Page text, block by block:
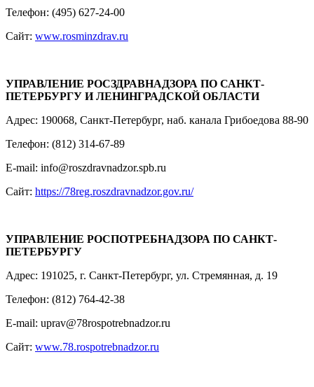
Телефон: (495) 627-24-00
Сайт: www.rosminzdrav.ru
УПРАВЛЕНИЕ РОСЗДРАВНАДЗОРА ПО САНКТ-
ПЕТЕРБУРГУ И ЛЕНИНГРАДСКОЙ ОБЛАСТИ
Адрес: 190068, Санкт-Петербург, наб. канала Грибоедова 88-90
Телефон: (812) 314-67-89
E-mail: info@roszdravnadzor.spb.ru
Сайт: https://78reg.roszdravnadzor.gov.ru/
УПРАВЛЕНИЕ РОСПОТРЕБНАДЗОРА ПО САНКТ-
ПЕТЕРБУРГУ
Адрес: 191025, г. Санкт-Петербург, ул. Стремянная, д. 19
Телефон: (812) 764-42-38
E-mail: uprav@78rospotrebnadzor.ru
Сайт: www.78.rospotrebnadzor.ru